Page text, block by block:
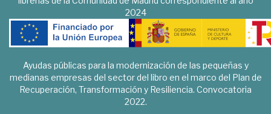
2024
Ayudas públicas para la modernización de las pequeñas y
medianas empresas del sector del libro en el marco del Plan de
Recuperación, Transformación y Resiliencia. Convocatoria
2022.